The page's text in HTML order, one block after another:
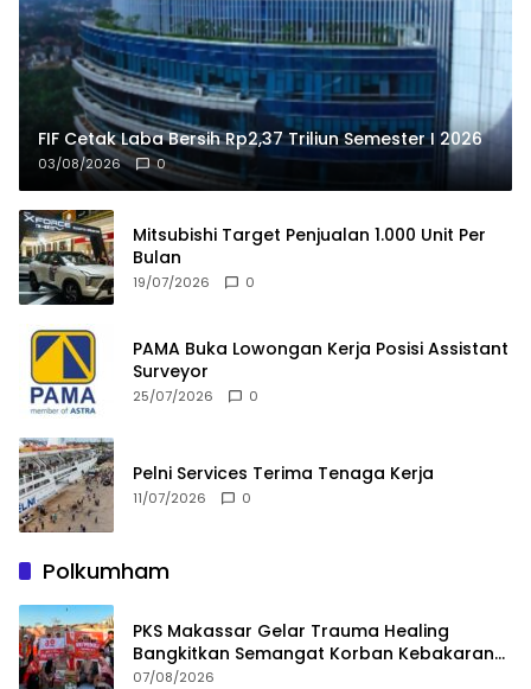
FIF Cetak Laba Bersih Rp2,37 Triliun Semester I 2026
03/08/2026 0
Mitsubishi Target Penjualan 1.000 Unit Per
Bulan
19/07/2026 0
PAMA Buka Lowongan Kerja Posisi Assistant
Surveyor
25/07/2026 0
Pelni Services Terima Tenaga Kerja
11/07/2026 0
Polkumham
PKS Makassar Gelar Trauma Healing
Bangkitkan Semangat Korban Kebakaran
Tallo
07/08/2026